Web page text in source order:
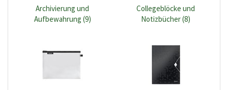
Archivierung und
Aufbewahrung (9)
Collegeblöcke und
Notizbücher (8)